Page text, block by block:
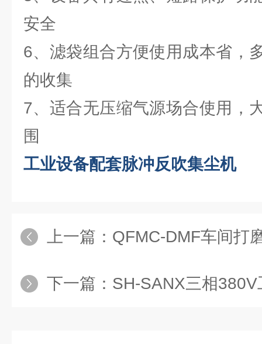
安全
6、滤袋组合方便使用成本省，
的收集
7、适合无压缩气源场合使用，
围
工业设备配套脉冲反吹集尘机
上一篇： QFMC-DMF车间打磨
下一篇： SH-SANX三相